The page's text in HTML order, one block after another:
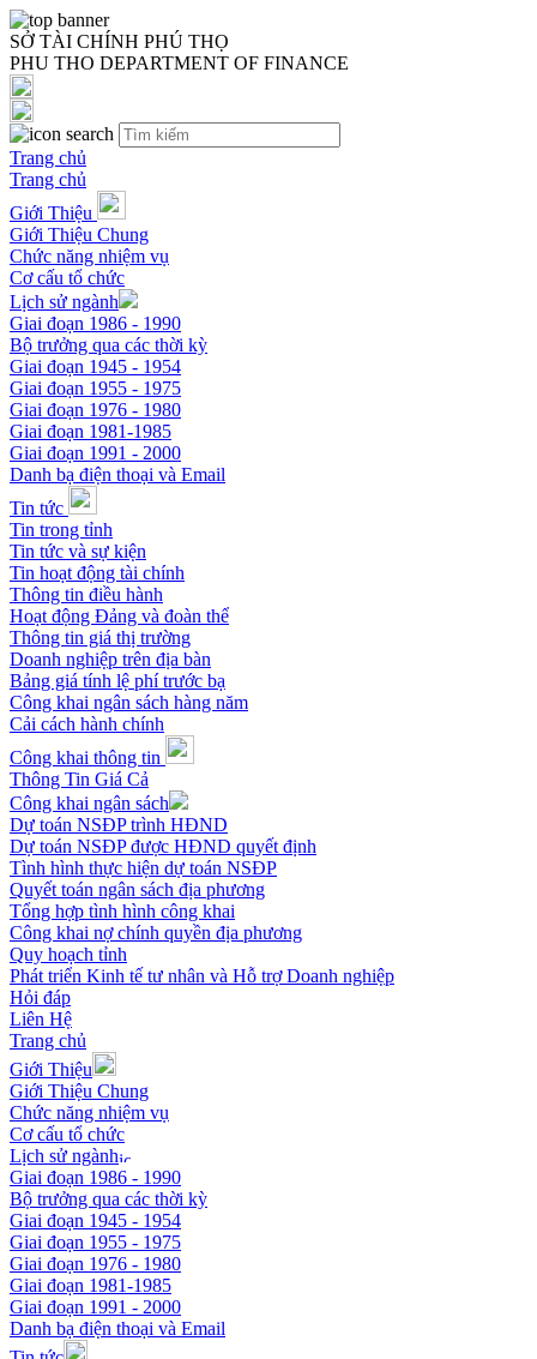
SỞ TÀI CHÍNH PHÚ THỌ
PHU THO DEPARTMENT OF FINANCE
Trang chủ
Trang chủ
Giới Thiệu
Giới Thiệu Chung
Chức năng nhiệm vụ
Cơ cấu tổ chức
Lịch sử ngành
Giai đoạn 1986 - 1990
Bộ trưởng qua các thời kỳ
Giai đoạn 1945 - 1954
Giai đoạn 1955 - 1975
Giai đoạn 1976 - 1980
Giai đoạn 1981-1985
Giai đoạn 1991 - 2000
Danh bạ điện thoại và Email
Tin tức
Tin trong tỉnh
Tin tức và sự kiện
Tin hoạt động tài chính
Thông tin điều hành
Hoạt động Đảng và đoàn thể
Thông tin giá thị trường
Doanh nghiệp trên địa bàn
Bảng giá tính lệ phí trước bạ
Công khai ngân sách hàng năm
Cải cách hành chính
Công khai thông tin
Thông Tin Giá Cả
Công khai ngân sách
Dự toán NSĐP trình HĐND
Dự toán NSĐP được HĐND quyết định
Tình hình thực hiện dự toán NSĐP
Quyết toán ngân sách địa phương
Tổng hợp tình hình công khai
Công khai nợ chính quyền địa phương
Quy hoạch tỉnh
Phát triển Kinh tế tư nhân và Hỗ trợ Doanh nghiệp
Hỏi đáp
Liên Hệ
Trang chủ
Giới Thiệu
Giới Thiệu Chung
Chức năng nhiệm vụ
Cơ cấu tổ chức
Lịch sử ngành
Giai đoạn 1986 - 1990
Bộ trưởng qua các thời kỳ
Giai đoạn 1945 - 1954
Giai đoạn 1955 - 1975
Giai đoạn 1976 - 1980
Giai đoạn 1981-1985
Giai đoạn 1991 - 2000
Danh bạ điện thoại và Email